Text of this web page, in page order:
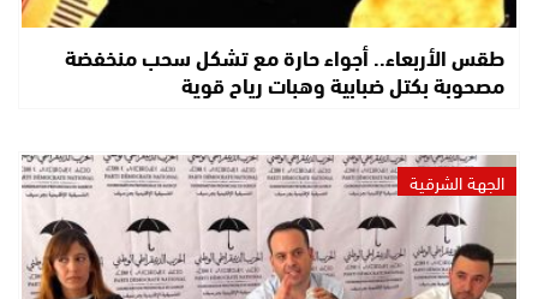
طقس الأربعاء.. أجواء حارة مع تشكل سحب منخفضة
مصحوبة بكتل ضبابية وهبات رياح قوية
الجهة الشرقية